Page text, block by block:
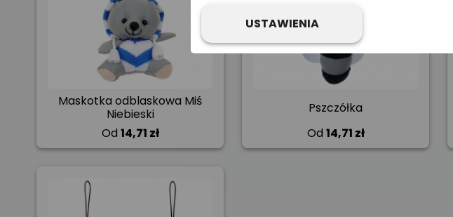
Maskotka odblaskowa Miś
Niebieski
Od 14,71 zł
Pszczółka
Od 14,71 zł
USTAWIENIA